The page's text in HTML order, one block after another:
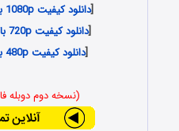
[دانلود کیفیت 1080p با حجم 2.04 گیگابایت
[دانلود کیفیت 720p با حجم 1.03 گیگابایت
[دانلود کیفیت 480p با حجم 750 مگابایت
(نسخه دوم دوبله